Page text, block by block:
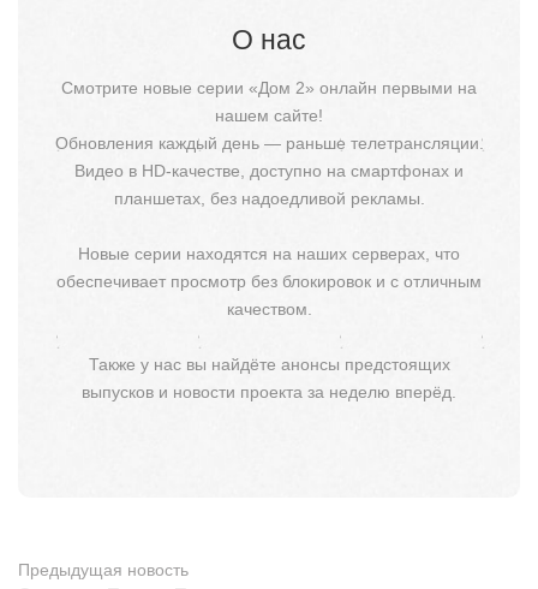
О нас
Смотрите новые серии «Дом 2» онлайн первыми на
нашем сайте!
Обновления каждый день — раньше телетрансляции.
Видео в HD-качестве, доступно на смартфонах и
планшетах, без надоедливой рекламы.
Новые серии находятся на наших серверах, что
обеспечивает просмотр без блокировок и с отличным
качеством.
Также у нас вы найдёте анонсы предстоящих
выпусков и новости проекта за неделю вперёд.
Предыдущая новость